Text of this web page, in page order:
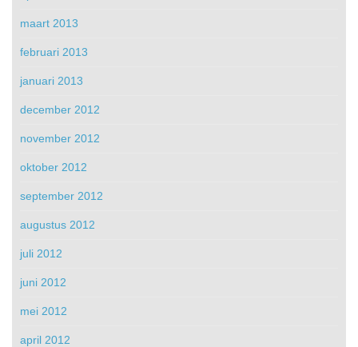
maart 2013
februari 2013
januari 2013
december 2012
november 2012
oktober 2012
september 2012
augustus 2012
juli 2012
juni 2012
mei 2012
april 2012